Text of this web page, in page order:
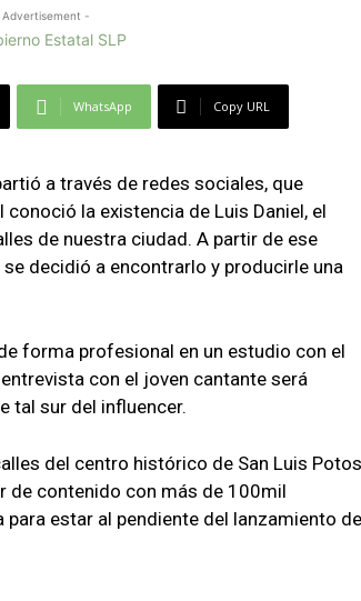
-
WhatsApp Copy URL
a través de redes sociales, que
la existencia de Luis Daniel, el
de nuestra ciudad. A partir de ese
decidió a encontrarlo y producirle una
forma profesional en un estudio con el
con el joven cantante será
tal sur del influencer.
del centro histórico de San Luis
de contenido con más de 100mil
para estar al pendiente del lanzamiento de